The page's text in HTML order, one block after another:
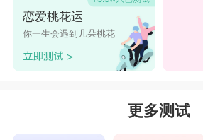
傲、文问、毅涵、森怿、释知
盛、骁硕、启铭、晋译、勋维
杰、韶左、诚宝、闻旭、森颂
哲、竣训、非旭、玮佐、信承
铭、硕峻、怿圣、修均、千格
恋爱桃花运
你一生会遇到几朵桃花
更多测试